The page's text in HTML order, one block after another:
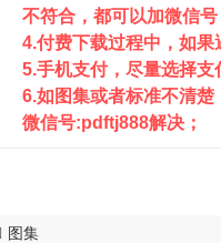
不符合，都可以加微信
4.付费下载过程中，如
5.手机支付，尽量选择支
6.如图集或者标准不清
微信号:pdftj888解决；
图集